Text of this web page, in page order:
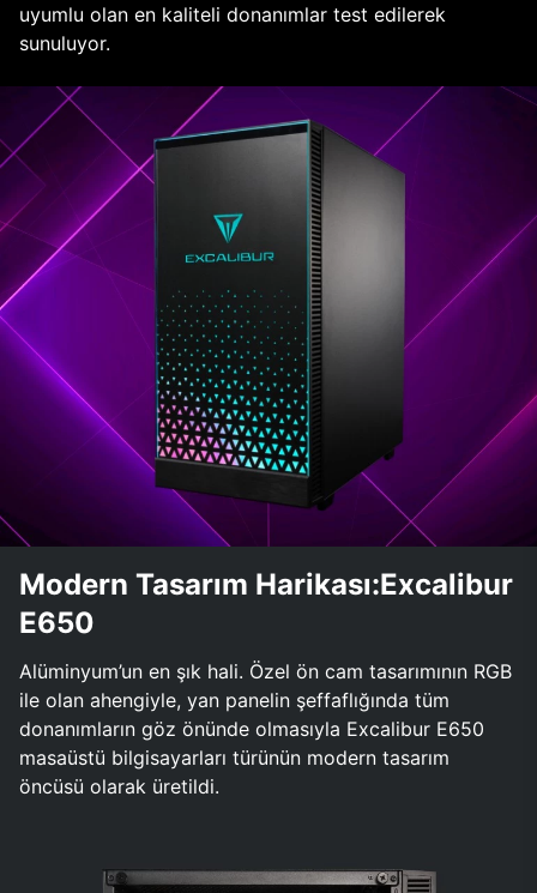
uyumlu olan en kaliteli donanımlar test edilerek
sunuluyor.
Modern Tasarım Harikası:Excalibur
E650
Alüminyum’un en şık hali. Özel ön cam tasarımının RGB
ile olan ahengiyle, yan panelin şeffaflığında tüm
donanımların göz önünde olmasıyla Excalibur E650
masaüstü bilgisayarları türünün modern tasarım
öncüsü olarak üretildi.